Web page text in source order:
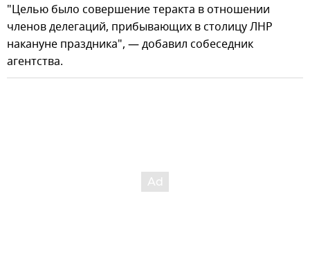
"Целью было совершение теракта в отношении
членов делегаций, прибывающих в столицу ЛНР
накануне праздника", — добавил собеседник
агентства.